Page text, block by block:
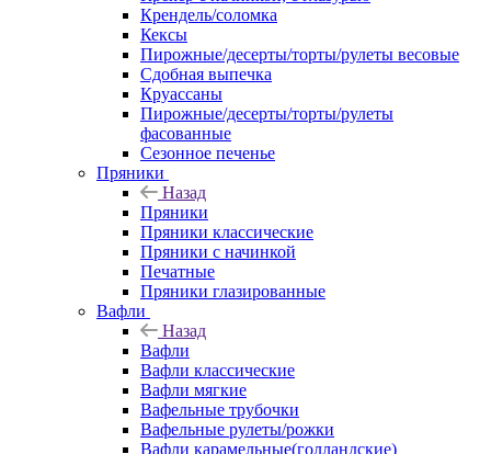
Крендель/соломка
Кексы
Пирожные/десерты/торты/рулеты весовые
Сдобная выпечка
Круассаны
Пирожные/десерты/торты/рулеты
фасованные
Сезонное печенье
Пряники
Назад
Пряники
Пряники классические
Пряники с начинкой
Печатные
Пряники глазированные
Вафли
Назад
Вафли
Вафли классические
Вафли мягкие
Вафельные трубочки
Вафельные рулеты/рожки
Вафли карамельные(голландские)